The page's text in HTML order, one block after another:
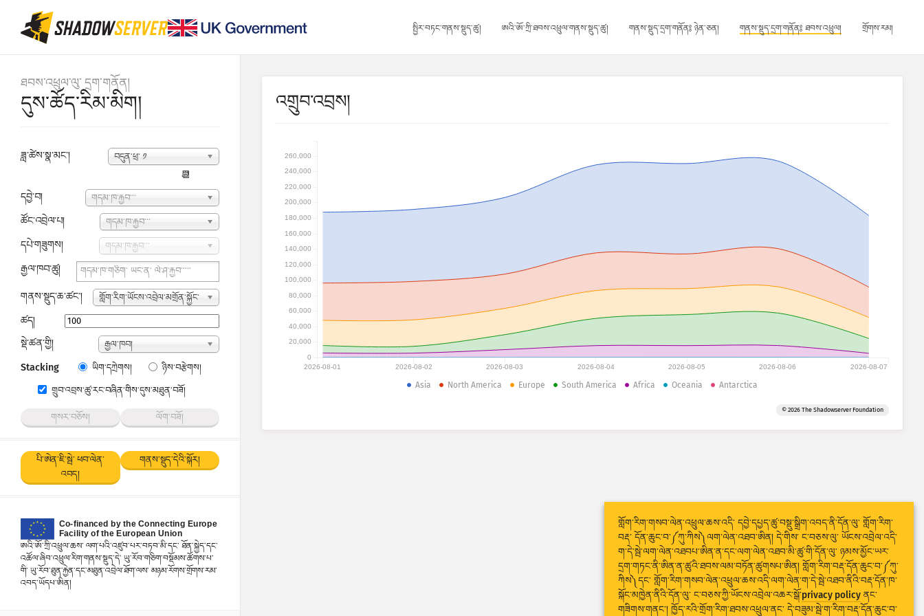
སྤྱིར་བཏང་གནས་སྡུད་ཚུ། ཨའི་ཨོ་ཀྲི་ཐབས་འཕྲུལ་གནས་སྡུད་ཚུ། གནས་སྡུད་དྲག་གནོན༔ ཉེན་ཅན། གནས་སྡུད་དྲག་གནོན༔ ཐབས་འཕྲུལ། གྲོགས་རམ།
ཐབས་འཕྲུལ་ལུ་ དྲག་གནོན།
དུས་ཚོད་རིམ་མིག།
ཟླ་ཚེས་སྣ་མང་། བདུན་ཕྲ་ ༡
📆
དབྱེ་བ།
གདམ་ཁ་རྐྱབ་་་
ཚོང་འབྲེལ་པ། གདམ་ཁ་རྐྱབ་་་
དཔེ་གཟུགས། གདམ་ཁ་རྐྱབ་་་
རྒྱལ་ཁབ་ཚུ།
གནས་སྡུད་ཆ་ཚང་།
གློག་རིག་ཡོངས་འབྲེལ་མགྲོན་སྐྱོང་
ཁ་གྱངས་རྩིས།
ཚད།
སྡེ་ཚན་གྱི།
རྒྱལ་ཁབ།
Stacking ཡིག་དཀྲེགས། ཉིས་བརྩེགས།
གྲུབ་འབྲས་ཚུ་རང་བཞིན་གིས་དུས་མཐུན་བཟོ།
གསར་བཅོས། ལོག་བཟོ།
པི་ཨེན་ཇི་སྦེ་ ཕབ་ལེན་
འབད།
གནས་སྡུད་དེའི་སྐོར།
ཨའི་ཨོ་ཀྲི་འཕྲུལ་ཆས་ ལག་པའི་འཛུབ་པར་བཏབ་མི་དང་ ཐོན་སྐྱེད་དང་
འཚོལ་ཞིབ་འཕྲུལ་རིག་གནས་སྡུད་དེ་ ཡུ་རོབ་གཅིག་བསྡོམས་ཚོགས་པ་
གི་ ཡུ་རོབ་ཐུན་རྐྱེན་དང་མཐུན་འབྲེལ་ཐོག་ལས་ མཉམ་རོགས་གྲོགས་རམ་
འབད་ཡོདཔ་ཨིན།
འགྲུབ་འབྲས།
2026-08-01 2026-08-02 2026-08-03 2026-08-04 2026-08-05 2026-08-06 2026-08-07
0
20,000
40,000
60,000
80,000
100,000
120,000
140,000
160,000
180,000
200,000
220,000
240,000
260,000
Asia North America Europe South America Africa Oceania Antarctica
© 2026 The Shadowserver Foundation
གློག་རིག་གསབ་ལེན་འཕྲུལ་ཆས་འདི་ དབྱེ་དཔྱད་ཚུ་བསྡུ་སྒྲིག་འབད་ནི་དོན་ལུ་ གློག་རིག་
བརྡ་ དོན་ཆུང་བ་༼ཀུ་ཀིས༽ལག་ལེན་འཐབ་ཨིན། དེ་གིས་ ང་བཅས་ལུ་ ཡོངས་འབྲེལ་འདི་
ག་དེ་སྦེ་ལག་ལེན་འཐབཔ་ཨིན་ན་དང་ལག་ལེན་འཐབ་མི་ཚུ་གི་དོན་ལུ་ ཉམས་མྱོང་ཡར་
དྲག་གཏང་ནི་ཨིན་ན་ཚུའི་ཐབས་ལམ་བཏོན་ཚུགསཔ་ཨིན། གློག་རིག་བརྡ་དོན་ཆུང་བ་༼ཀུ་
ཀིས༽དང་ གློག་རིག་གསབ་ལེན་འཕྲུལ་ཆས་འདི་ལག་ལེན་ག་དེ་སྦེ་འཐབ་ནིའི་བརྡ་དོན་ཁ་
སྐོང་མཁྱེན་ནིའི་དོན་ལུ་ ང་བཅས་ཀྱི་ཡོངས་འབྲེལ་འཆར་སྒོ་privacy policy ནང་
གཟིགས་གནང་། ཁྱོད་རའི་གྲོག་རིག་ཐབས་འཕྲུལ་ནང་ དེ་བཟུམ་སྦེ་ག་རིག་བརྡ་དོན་ཆུང་བ་